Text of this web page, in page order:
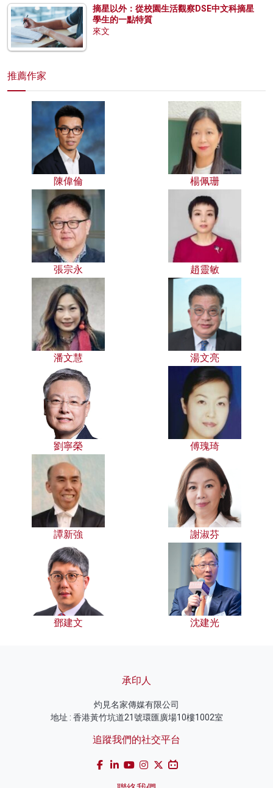
摘星以外：從校園生活觀察DSE中文科摘星
學生的一點特質
來文
推薦作家
陳偉倫 楊佩珊
張宗永 趙靈敏
潘文慧 湯文亮
劉寧榮 傅瑰琦
譚新強 謝淑芬
鄧建文 沈建光
承印人
灼見名家傳媒有限公司
地址 : 香港黃竹坑道21號環匯廣場10樓1002室
追蹤我們的社交平台